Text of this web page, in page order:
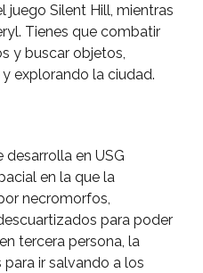
juego Silent Hill, mientras
Tienes que combatir
y buscar objetos,
explorando la ciudad.
desarrolla en USG
en la que la
necromorfos,
para poder
en tercera persona, la
ir salvando a los